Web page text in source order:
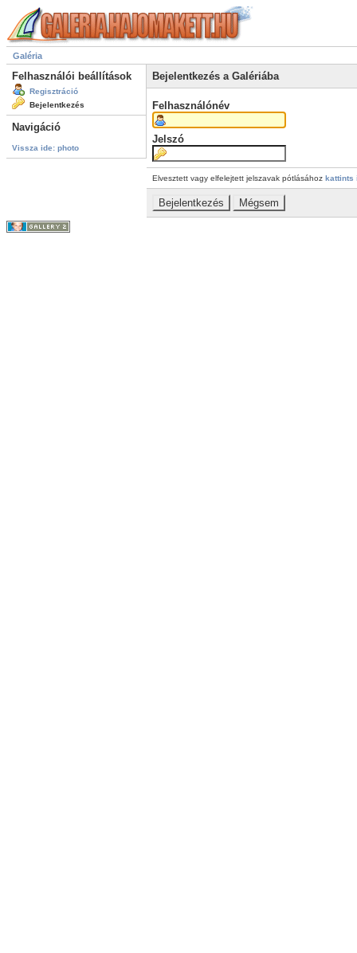
Galéria
Felhasználói beállítások
Regisztráció
Bejelentkezés
Navigáció
Vissza ide: photo
Bejelentkezés a Galériába
Felhasználónév
Jelszó
Elvesztett vagy elfelejtett jelszavak pótlásához kattints